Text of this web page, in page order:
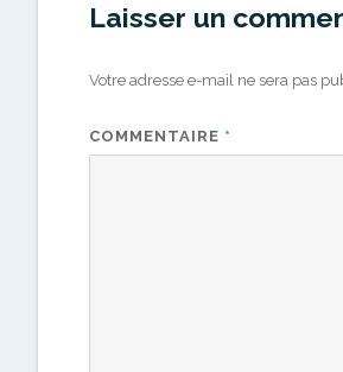
Laisser un
Votre adresse e-mail ne sera pas
COMMENTAIRE *